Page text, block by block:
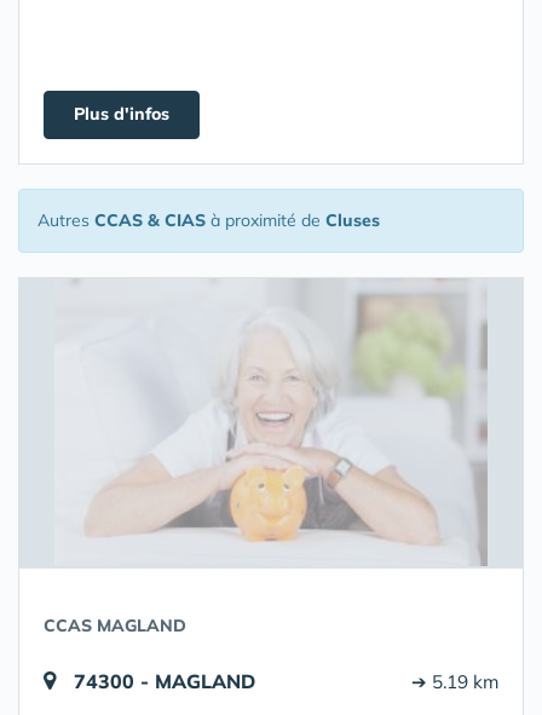
Plus d'infos
Autres CCAS & CIAS à proximité de Cluses
CCAS MAGLAND
74300 - MAGLAND ➔ 5.19 km